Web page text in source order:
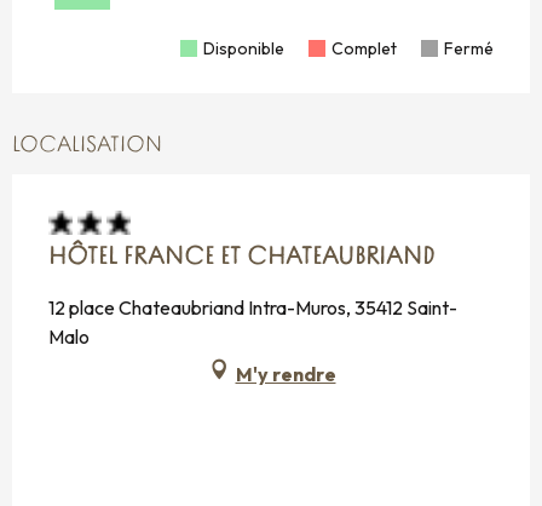
Disponible Complet Fermé
LOCALISATION
HÔTEL FRANCE ET CHATEAUBRIAND
12 place Chateaubriand Intra-Muros, 35412 Saint-
Malo
M'y rendre